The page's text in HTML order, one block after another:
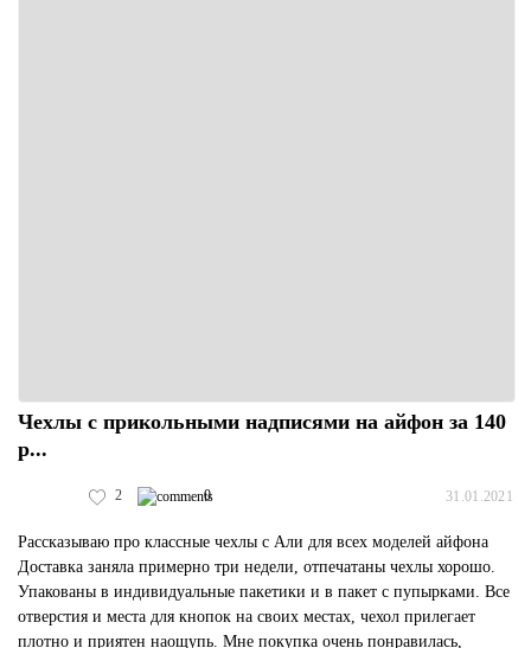
Чехлы с прикольными надписями на айфон за 140
р...
2 0 31.01.2021
Рассказываю про классные чехлы с Али для всех моделей айфона
Доставка заняла примерно три недели, отпечатаны чехлы хорошо.
Упакованы в индивидуальные пакетики и в пакет с пупырками. Все
отверстия и места для кнопок на своих местах, чехол прилегает
плотно и приятен наощупь. Мне покупка очень понравилась,